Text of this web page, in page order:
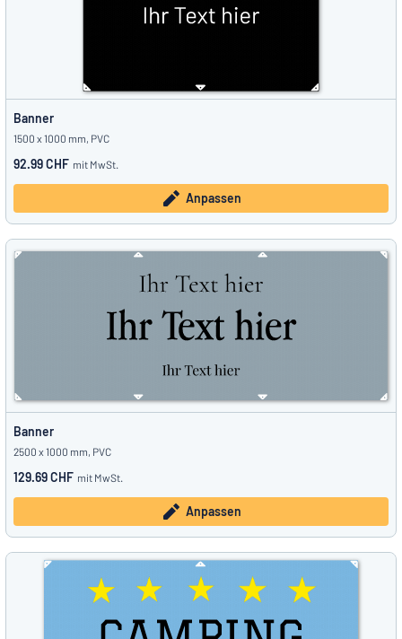
Banner
1500 x 1000 mm, PVC
92.99 CHF mit MwSt.
Anpassen
Banner
2500 x 1000 mm, PVC
129.69 CHF mit MwSt.
Anpassen